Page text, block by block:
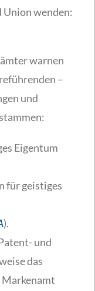
wenden:
warnen
–
und
Eigentum
für geistiges
).
und
das
Markenamt